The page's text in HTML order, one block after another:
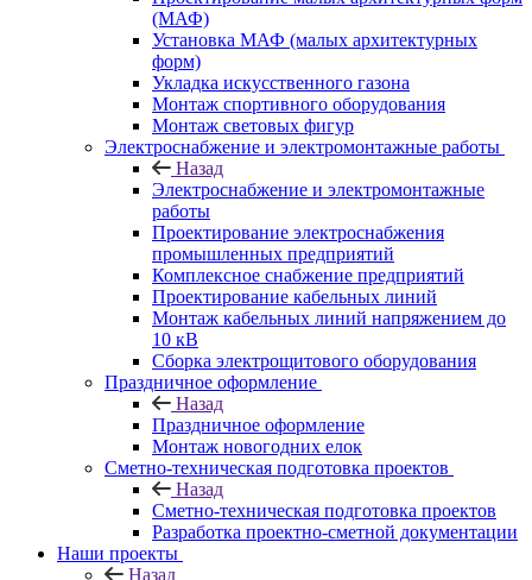
(МАФ)
Установка МАФ (малых архитектурных
форм)
Укладка искусственного газона
Монтаж спортивного оборудования
Монтаж световых фигур
Электроснабжение и электромонтажные работы
Назад
Электроснабжение и электромонтажные
работы
Проектирование электроснабжения
промышленных предприятий
Комплексное снабжение предприятий
Проектирование кабельных линий
Монтаж кабельных линий напряжением до
10 кВ
Сборка электрощитового оборудования
Праздничное оформление
Назад
Праздничное оформление
Монтаж новогодних елок
Сметно-техническая подготовка проектов
Назад
Сметно-техническая подготовка проектов
Разработка проектно-сметной документации
Наши проекты
Назад